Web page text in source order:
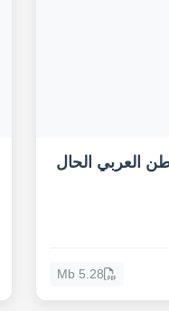
العربي الحال
5.28 Mb